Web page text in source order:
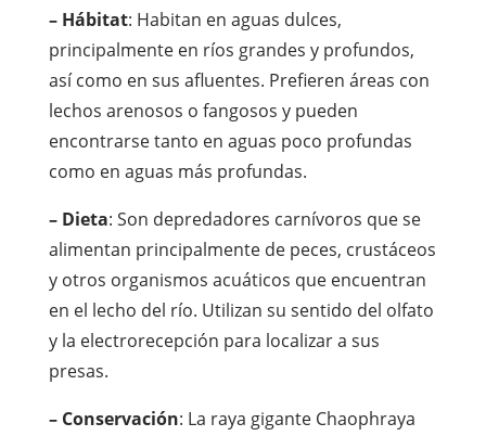
– Hábitat: Habitan en aguas dulces,
principalmente en ríos grandes y profundos,
así como en sus afluentes. Prefieren áreas con
lechos arenosos o fangosos y pueden
encontrarse tanto en aguas poco profundas
como en aguas más profundas.
– Dieta: Son depredadores carnívoros que se
alimentan principalmente de peces, crustáceos
y otros organismos acuáticos que encuentran
en el lecho del río. Utilizan su sentido del olfato
y la electrorecepción para localizar a sus
presas.
– Conservación: La raya gigante Chaophraya